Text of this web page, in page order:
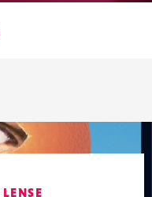
LENSE